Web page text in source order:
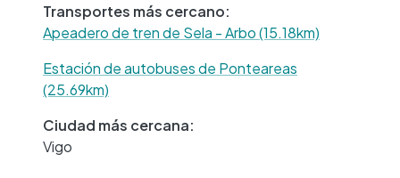
Transportes más cercano:
Apeadero de tren de Sela - Arbo (15.18km)
Estación de autobuses de Ponteareas
(25.69km)
Ciudad más cercana:
Vigo